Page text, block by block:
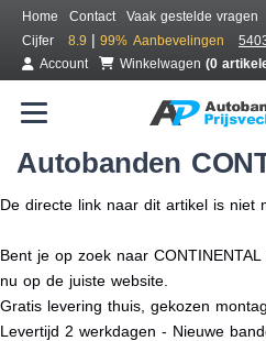
Home Contact
Vaak gestelde vragen
Cijfer
8.9 | 99% Aanbevelingen
Account
Winkelwagen (0
Autobanden
De directe link naar dit artikel is niet
Bent je op zoek naar
nu op de juiste website.
Gratis levering thuis, gekozen
Levertijd 2 werkdagen - Nieuwe